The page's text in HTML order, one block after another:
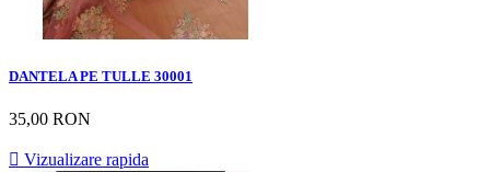
DANTELA PE TULLE 30001
35,00 RON
 Vizualizare rapida